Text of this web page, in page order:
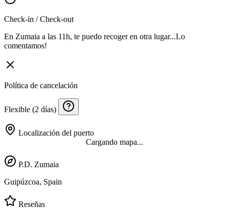
Check-in / Check-out
En Zumaia a las 11h, te puedo recoger en otra lugar...Lo
comentamos!
Política de cancelación
Flexible (2 días)
Localización del puerto
Cargando mapa...
P.D. Zumaia
Guipúzcoa, Spain
Reseñas